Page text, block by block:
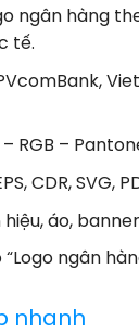
ngân hàng
tế.
RGB –
CDR, SVG,
áo,
ngân
nhanh